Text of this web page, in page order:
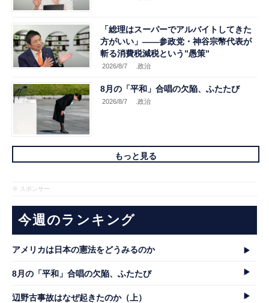
「総理はスーパーでアルバイトしてきた
方がいい」――参政党・神谷宗幣代表が
斬る消費税減税という”愚策”
2026/8/7 .政治
8月の「平和」合唱の欠陥、ふたたび
2026/8/7 .政治
もっと見る
※ スポンサー
今週のランキング
アメリカは日本の憲法をどうみるのか
8月の「平和」合唱の欠陥、ふたたび
辺野古事故はなぜ起きたのか（上）